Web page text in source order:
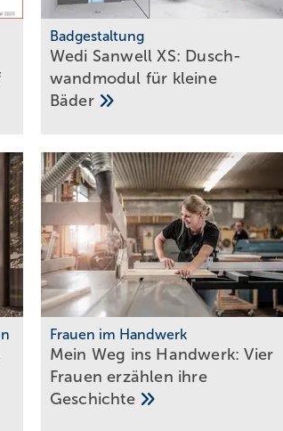
Badgestaltung
Wedi Sanwell XS: Dusch­
wand­mo­dul für klei­ne
Bä­der
Frauen im Handwerk
Mein Weg ins Handwerk: Vier
Frau­en er­zäh­len ihre
Ge­schich­te